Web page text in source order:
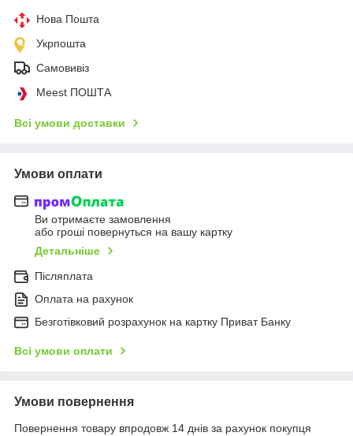
Нова Пошта
Укрпошта
Самовивіз
Meest ПОШТА
Всі умови доставки
Умови оплати
Ви отримаєте замовлення
або гроші повернуться на вашу картку
Детальніше
Післяплата
Оплата на рахунок
Безготівковий розрахунок на картку Приват Банку
Всі умови оплати
Умови повернення
Повернення товару впродовж 14 днів за рахунок покупця